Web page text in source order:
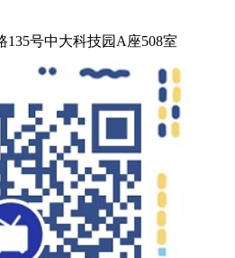
135号中大科技园A座508室